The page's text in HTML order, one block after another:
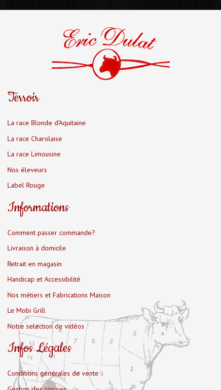
Terroir
La race Blonde d'Aquitaine
La race Charolaise
La race Limousine
Nos éleveurs
Label Rouge
Informations
Comment passer commande?
Livraison à domicile
Retrait en magasin
Handicap et Accessibilité
Nos métiers et Fabrications Maison
Le Mobi Grill
Notre selection de vidéos
Infos Légales
Conditions générales de vente